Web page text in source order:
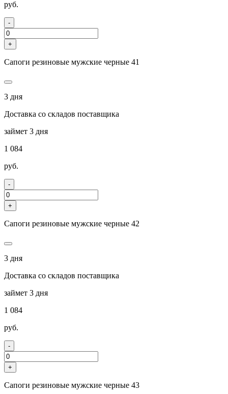
руб.
-
+
Сапоги резиновые мужские черные 41
3 дня
Доставка со складов поставщика
займет 3 дня
1 084
руб.
-
+
Сапоги резиновые мужские черные 42
3 дня
Доставка со складов поставщика
займет 3 дня
1 084
руб.
-
+
Сапоги резиновые мужские черные 43